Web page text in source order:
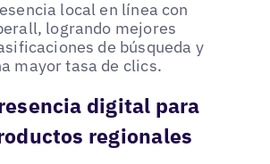
local en línea con
logrando mejores
de búsqueda y
mayor tasa de clics.
digital para
regionales